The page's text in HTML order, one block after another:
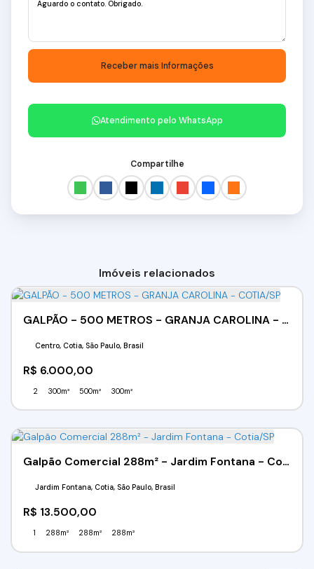
Atendimento pelo WhatsApp
Compartilhe
Imóveis relacionados
GALPÃO - 500 METROS - GRANJA CAROLINA - COTIA/SP
R$ 6.000,00
Centro, Cotia, São Paulo, Brasil
2 300m² 500m² 300m²
Galpão Comercial 288m² - Jardim Fontana - Cotia/SP
R$ 13.500,00
Jardim Fontana, Cotia, São Paulo, Brasil
1 288m² 288m² 288m²